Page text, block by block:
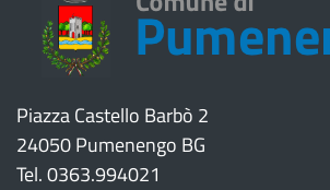
Piazza Castello Barbò 2
24050 Pumenengo BG
Tel. 0363.994021